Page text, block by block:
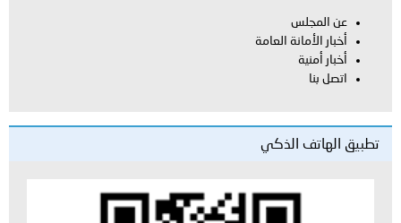
عن المجلس
أخبار الأمانة العامة
أخبار أمنية
اتصل بنا
تطبيق الهاتف الذكي